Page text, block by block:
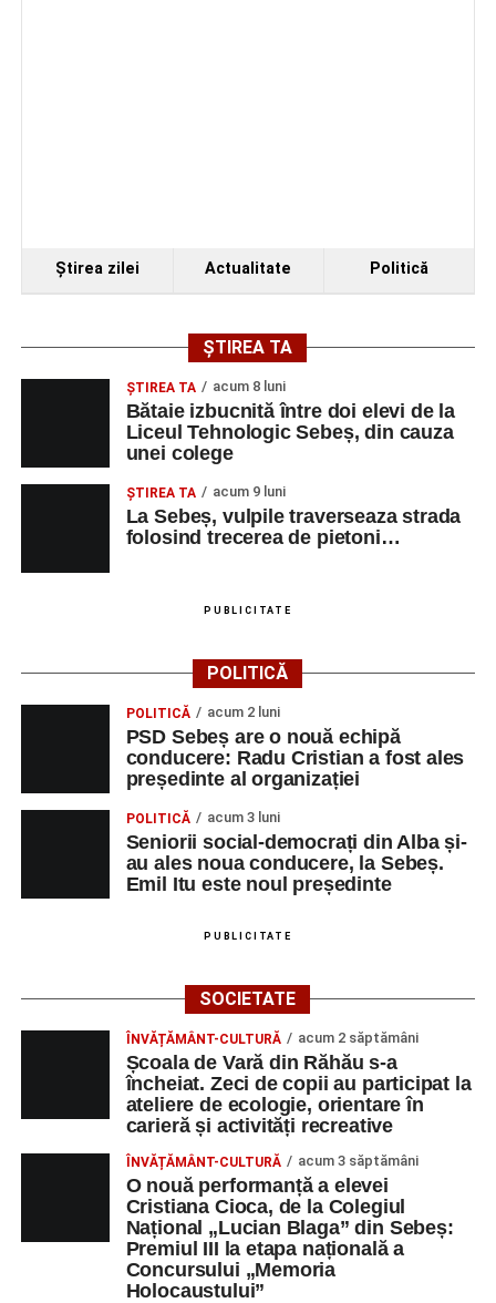
Ştirea zilei Actualitate Politică
ȘTIREA TA
ŞTIREA TA acum 8 luni
Bătaie izbucnită între doi elevi de la
Liceul Tehnologic Sebeș, din cauza
unei colege
ŞTIREA TA acum 9 luni
La Sebeș, vulpile traverseaza strada
folosind trecerea de pietoni…
PUBLICITATE
POLITICĂ
POLITICĂ acum 2 luni
PSD Sebeș are o nouă echipă
conducere: Radu Cristian a fost ales
președinte al organizației
POLITICĂ acum 3 luni
Seniorii social-democrați din Alba și-
au ales noua conducere, la Sebeș.
Emil Itu este noul președinte
PUBLICITATE
SOCIETATE
ÎNVĂȚĂMÂNT-CULTURĂ acum 2 săptămâni
Școala de Vară din Răhău s-a
încheiat. Zeci de copii au participat la
ateliere de ecologie, orientare în
carieră și activități recreative
ÎNVĂȚĂMÂNT-CULTURĂ acum 3 săptămâni
O nouă performanță a elevei
Cristiana Cioca, de la Colegiul
Național „Lucian Blaga” din Sebeș:
Premiul III la etapa națională a
Concursului „Memoria
Holocaustului”